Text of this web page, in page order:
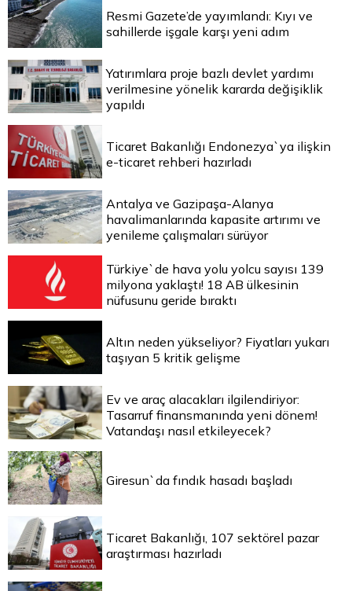
Resmi Gazete’de yayımlandı: Kıyı ve
sahillerde işgale karşı yeni adım
Yatırımlara proje bazlı devlet yardımı
verilmesine yönelik kararda değişiklik
yapıldı
Ticaret Bakanlığı Endonezya`ya ilişkin
e-ticaret rehberi hazırladı
Antalya ve Gazipaşa-Alanya
havalimanlarında kapasite artırımı ve
yenileme çalışmaları sürüyor
Türkiye`de hava yolu yolcu sayısı 139
milyona yaklaştı! 18 AB ülkesinin
nüfusunu geride bıraktı
Altın neden yükseliyor? Fiyatları yukarı
taşıyan 5 kritik gelişme
Ev ve araç alacakları ilgilendiriyor:
Tasarruf finansmanında yeni dönem!
Vatandaşı nasıl etkileyecek?
Giresun`da fındık hasadı başladı
Ticaret Bakanlığı, 107 sektörel pazar
araştırması hazırladı